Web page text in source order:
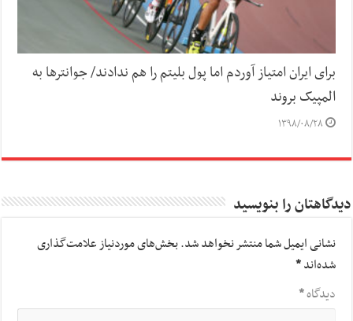
برای ایران امتیاز آوردم اما پول بلیتم را هم ندادند/ جوانترها به
المپیک بروند
۱۳۹۸/۰۸/۲۸
دیدگاهتان را بنویسید
نشانی ایمیل شما منتشر نخواهد شد.بخش‌های موردنیاز علامت‌گذاری
شده‌اند*
دیدگاه*